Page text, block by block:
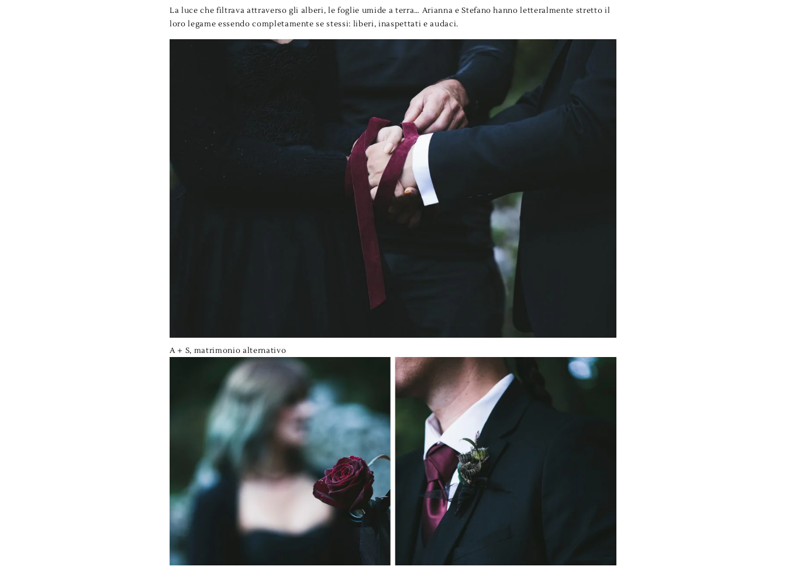
La luce che filtrava attraverso gli alberi, le foglie umide a terra… Arianna e Stefano hanno letteralmente stretto il
loro legame essendo completamente se stessi: liberi, inaspettati e audaci.
A + S, matrimonio alternativo